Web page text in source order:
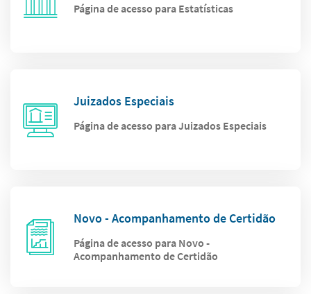
Página de acesso para Estatísticas
Juizados Especiais
Página de acesso para Juizados Especiais
Novo - Acompanhamento de Certidão
Página de acesso para Novo -
Acompanhamento de Certidão